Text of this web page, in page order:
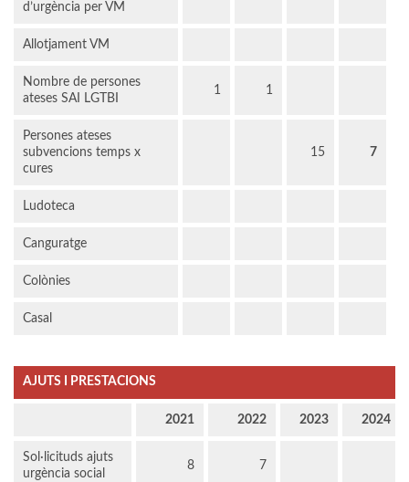
d’urgència per VM
Allotjament VM
Nombre de persones
ateses SAI LGTBI
1 1
Persones ateses
subvencions temps x
cures
15 7
Ludoteca
Canguratge
Colònies
Casal
AJUTS I PRESTACIONS
2021 2022 2023 2024
Sol·licituds ajuts
urgència social
8 7